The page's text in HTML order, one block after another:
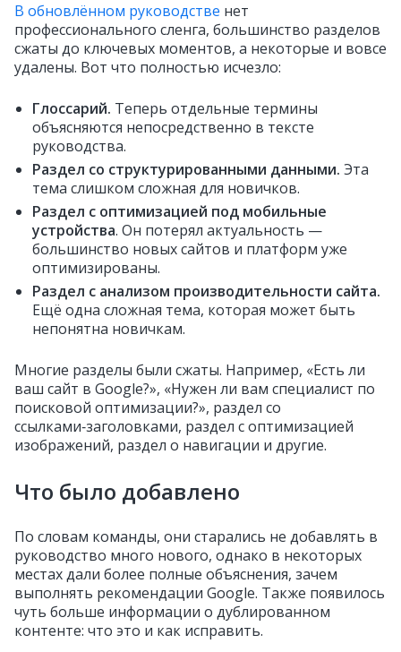
В обновлённом руководстве нет
профессионального сленга, большинство разделов
сжаты до ключевых моментов, а некоторые и вовсе
удалены. Вот что полностью исчезло:
Глоссарий. Теперь отдельные термины
объясняются непосредственно в тексте
руководства.
Раздел со структурированными данными. Эта
тема слишком сложная для новичков.
Раздел с оптимизацией под мобильные
устройства. Он потерял актуальность —
большинство новых сайтов и платформ уже
оптимизированы.
Раздел с анализом производительности сайта.
Ещё одна сложная тема, которая может быть
непонятна новичкам.
Многие разделы были сжаты. Например, «Есть ли
ваш сайт в Google?», «Нужен ли вам специалист по
поисковой оптимизации?», раздел со
ссылками‑заголовками, раздел с оптимизацией
изображений, раздел о навигации и другие.
Что было добавлено
По словам команды, они старались не добавлять в
руководство много нового, однако в некоторых
местах дали более полные объяснения, зачем
выполнять рекомендации Google. Также появилось
чуть больше информации о дублированном
контенте: что это и как исправить.